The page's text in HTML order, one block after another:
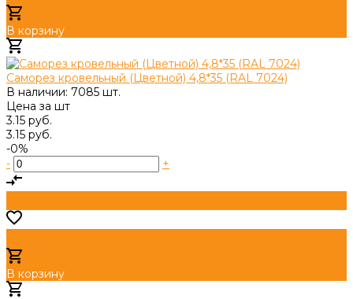
В корзину
Саморез кровельный (Цветной) 4,8*35 (RAL 7024)
В наличии: 7085 шт.
Цена за шт
3.15 руб.
3.15 руб.
-0%
-
+
В корзину